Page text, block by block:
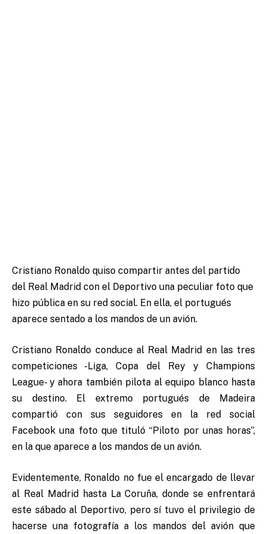
Cristiano Ronaldo quiso compartir antes del partido
del Real Madrid con el Deportivo una peculiar foto que
hizo pública en su red social. En ella, el portugués
aparece sentado a los mandos de un avión.
Cristiano Ronaldo conduce al Real Madrid en las tres
competiciones -Liga, Copa del Rey y Champions
League- y ahora también pilota al equipo blanco hasta
su destino. El extremo portugués de Madeira
compartió con sus seguidores en la red social
Facebook una foto que tituló “Piloto por unas horas”,
en la que aparece a los mandos de un avión.
Evidentemente, Ronaldo no fue el encargado de llevar
al Real Madrid hasta La Coruña, donde se enfrentará
este sábado al Deportivo, pero sí tuvo el privilegio de
hacerse una fotografía a los mandos del avión que